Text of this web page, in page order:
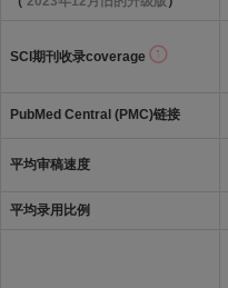
SCI期刊收录coverage
PubMed Central (PMC)链接
平均审稿速度
平均录用比例